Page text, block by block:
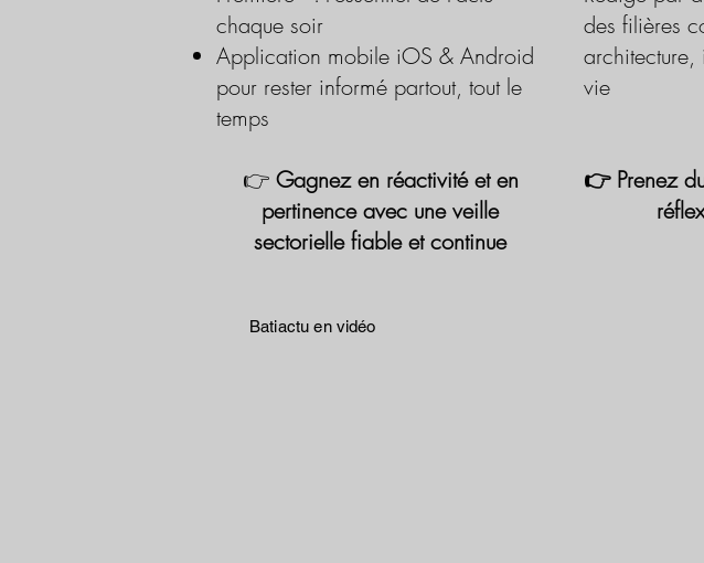
chaque soir
Application mobile iOS & Android
pour rester informé partout, tout le
temps
👉 Gagnez en réactivité et en
pertinence avec une veille
sectorielle fiable et continue
des filières
vie
👉 Prenez
Batiactu en vidéo